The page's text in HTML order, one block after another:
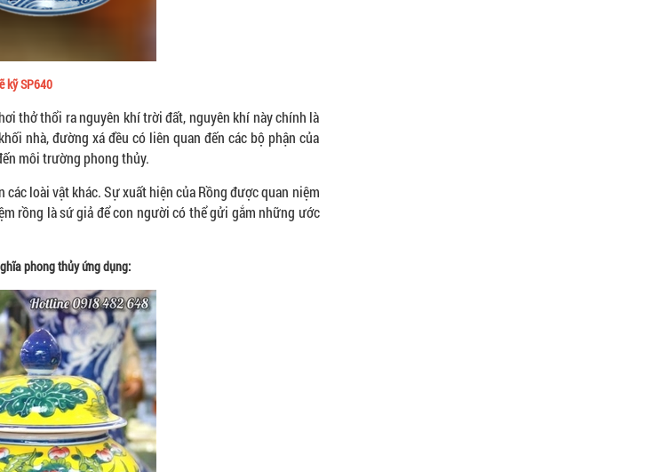
kỹ SP640
thở thổi ra nguyên khí trời đất, nguyên khí này chính là
nhà, đường xá đều có liên quan đến các bộ phận của
môi trường phong thủy.
loài vật khác. Sự xuất hiện của Rồng được quan niệm
rồng là sứ giả để con người có thể gửi gắm những ước
phong thủy ứng dụng: